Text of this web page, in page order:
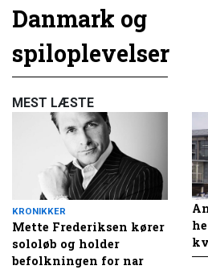
Danmark og
spiloplevelser
MEST LÆSTE
KRONIKKER
Mette Frederiksen kører
sololøb og holder
befolkningen for nar